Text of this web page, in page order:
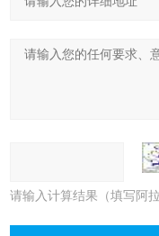
请输入计算结果（填写阿